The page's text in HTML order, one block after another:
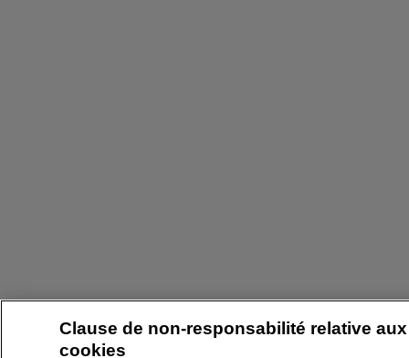
Clause de non-responsabilité relative aux
cookies